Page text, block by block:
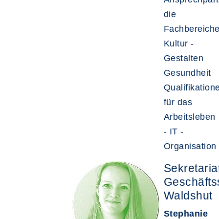
die
Kultur -
Gestalten
Gesundheit
für das
Arbeitsleben
- IT -
Organisation
Waldshut
Stephanie